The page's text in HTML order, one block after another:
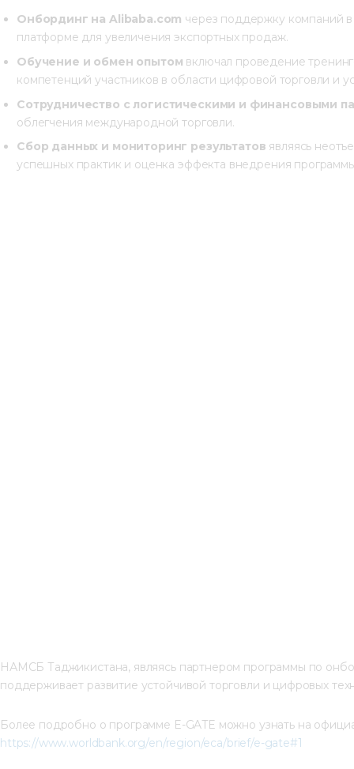
Онбординг на Alibaba.com через поддержку компаний
платформе для увеличения экспортных продаж.
Обучение и обмен опытом включал проведение
компетенций участников в области цифровой торговли и
Сотрудничество с логистическими и финансовыми
облегчения международной торговли.
Сбор данных и мониторинг результатов являясь
успешных практик и оценка эффекта внедрения
НАМСБ Таджикистана, являясь партнером программы по
поддерживает развитие устойчивой торговли и цифровых
Более подробно о программе E-GATE можно узнать на
https://www.worldbank.org/en/region/eca/brief/e-gate#1